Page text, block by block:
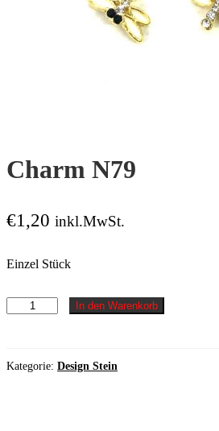
Charm N79
€1,20 inkl.MwSt.
Einzel Stück
Charm
N79
In den Warenkorb
Kategorie: Design Stein